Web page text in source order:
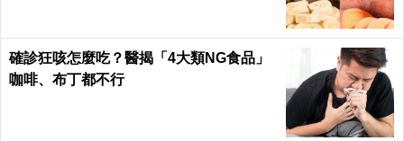
確診狂咳怎麼吃？醫揭「4大類NG食品」
咖啡、布丁都不行